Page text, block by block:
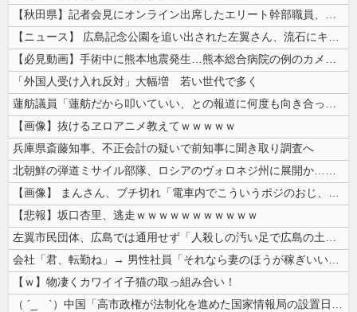
【秋田県】記者会見にオンライン出席したエリート幹部職員、バスローブ姿で...
【ニュース】 広島記念公園を追い出された左翼さん、流石にキモすぎて炎上
【必見動画】手術中に熊本地震発生…熊本総合病院の例のカメラ映像、ノーカ...
「外国人受け入れ反対」大幅増 若い世代で多く
蓮舫議員「蓮舫だから叩いていい、との報道に何度も向き合ってきました。悔...
【画像】抜けるヱロアニメ教えてｗｗｗｗｗ
兵庫県斎藤知事、不正会計の疑いで前知事に聞き取り調査へ
北朝鮮の弾道ミサイル部隊、ロシアのヴォロネジ州に展開か…北朝鮮は本質的...
【画像】 まんさん、ブチ切れ「電車内でこういうポジのおじ、ガチでイラネ...
【悲報】坂口杏里、逃走ｗｗｗｗｗｗｗｗｗｗｗ
左翼市民団体、広島では通用せず「人殺しの汚い足で広島の土を踏むな！」→...
会社「君、転勤ね」→ 男性社員「それなら妻のほうが稼ぎいいんで辞めます...
【ｗ】物凄くカワイイ子猫の取っ組み合い！
（ ´_ゝ`）中国「高市政権が法制化を進めた国家情報局の設置日が7月3...